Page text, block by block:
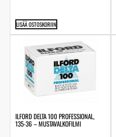
LISÄÄ OSTOSKORIIN
ILFORD DELTA 100 PROFESSIONAL,
135-36 – MUSTAVALKOFILMI